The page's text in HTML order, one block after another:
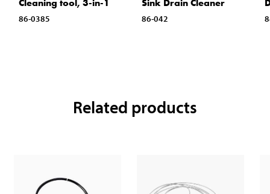
Cleaning tool, 3-in-1
86-0385
Sink Drain Cleaner
86-042
Related products